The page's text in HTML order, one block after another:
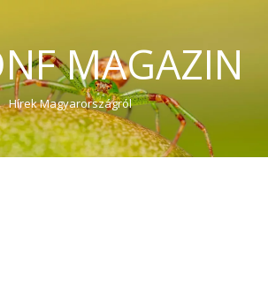
MAGAZIN
Hírek Magyarországról